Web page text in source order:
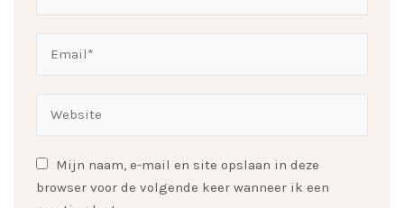
Mijn naam, e-mail en site opslaan in deze
browser voor de volgende keer wanneer ik een